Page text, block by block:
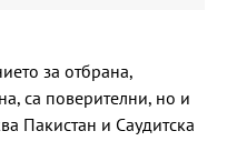
за отбрана,
са поверителни, но и
Пакистан и Саудитска